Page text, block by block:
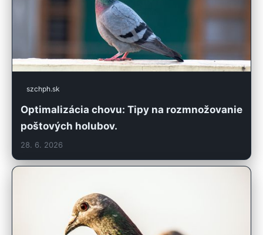
szchph.sk
Optimalizácia chovu: Tipy na rozmnožovanie
poštových holubov.
28. 6. 2026